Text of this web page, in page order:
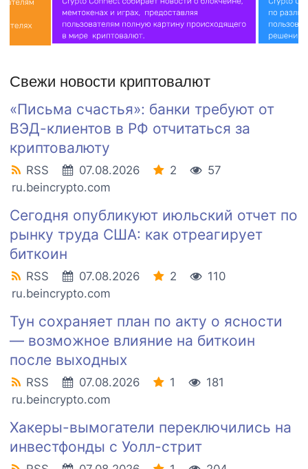
Свежи новости криптовалют
«Письма счастья»: банки требуют от
ВЭД-клиентов в РФ отчитаться за
криптовалюту
RSS 07.08.2026 2
57
ru.beincrypto.com
Сегодня опубликуют июльский отчет по
рынку труда США: как отреагирует
биткоин
RSS 07.08.2026 2
110
ru.beincrypto.com
Тун сохраняет план по акту о ясности
— возможное влияние на биткоин
после выходных
RSS 07.08.2026 1
181
ru.beincrypto.com
Хакеры-вымогатели переключились на
инвестфонды с Уолл-стрит